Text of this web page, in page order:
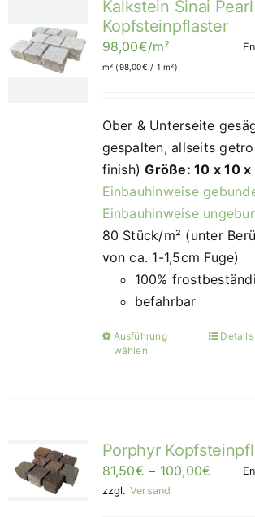
Kalkstein Sinai Pearl
Kopfsteinpflaster
98,00€/m²
m² (98,00€ / 1 m²)
Ober & Unterseite
gespalten, allseits
finish)Größe: 10 x 10 x
Einbauhinweise
Einbauhinweise
80 Stück/m² (unter
von ca. 1-1,5cm Fuge)
100%
befahrbar
Ausführung
wählen
Dieses
auf.
Die
Details
Porphyr
81,50€ – 100,00€
zzgl. Versand